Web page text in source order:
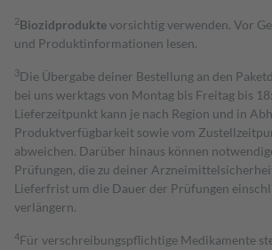
2Biozidproduktevorsichtig verwenden. Vor
und Produktinformationen lesen.
3Die Übergabe deiner Bestellung an den
bei uns werktags von Montag bis Freitag bis
Lieferzeitpunkt kann je nach Region und in
Produktverfügbarkeit sowie vom
abweichen. Darüber hinaus können
Prüfungen, die zu deiner
Lieferfrist um die Dauer der Prüfungen
verlängern.
4Für verschreibungspflichtige Medikamente